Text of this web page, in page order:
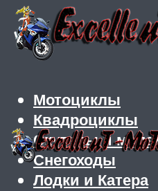
Мотоциклы
Квадроциклы
Скутеры и
Снегоходы
Лодки и Катера